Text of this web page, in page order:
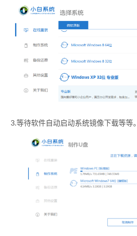
3.等待软件自动启动系统镜像下载等等。